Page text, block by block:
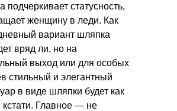
подчеркивает статусность,
женщину в леди. Как
вариант шляпка
вряд ли, но на
выход или для особых
стильный и элегантный
в виде шляпки будет как
кстати. Главное — не